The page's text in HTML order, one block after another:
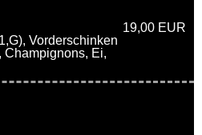
19,00 EUR
Vorderschinken
Champignons, Ei,